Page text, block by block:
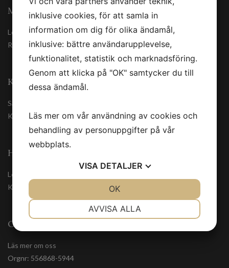
MINA SIDOR
Logga in
Registrera
KUNDSERVICE
Säkerhetsdatablad
Kontakta oss
HANDLA TRYGGT
Leveranssätt
Köpvillkor
OM OSS
Läs mer om oss
Orgnr: 556868-5944
inklusive cookies, för att samla in
information om dig för olika ändamål,
inklusive: bättre användarupplevelse,
funktionalitet, statistik och marknadsföring.
Genom att klicka på "OK" samtycker du till
dessa ändamål.
Läs mer om vår användning av cookies och
behandling av personuppgifter på vår
webbplats.
VISA DETALJER
AVVISA ALLA
OK